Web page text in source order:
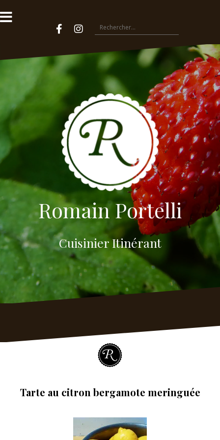
Romain Portelli
Cuisinier Itinérant
Tarte au citron bergamote meringuée